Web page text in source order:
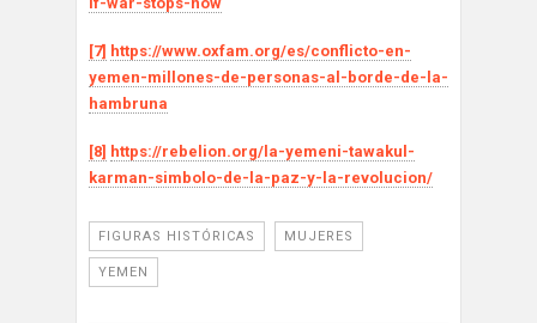
[7] https://www.oxfam.org/es/conflicto-en-
yemen-millones-de-personas-al-borde-de-la-
hambruna
[8] https://rebelion.org/la-yemeni-tawakul-
karman-simbolo-de-la-paz-y-la-revolucion/
FIGURAS HISTÓRICAS MUJERES
YEMEN